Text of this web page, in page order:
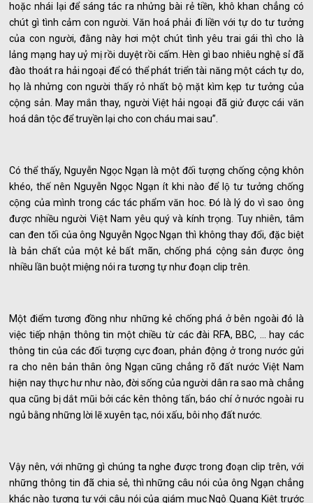
hoặc nhái lại để sáng tác ra nhửng bài rẻ tiền, khô khan chẳng có
chút gì tình cảm con người. Văn hoá phải đi liền với tự do tư tưởng
của con người, đằng này hơi một chút tình yêu trai gái thì cho là
lảng mạng hay uỷ mị rồi duyệt rồi cấm. Hèn gì bao nhiêu nghệ sỉ đã
đào thoát ra hải ngoại để có thể phát triển tài năng một cách tự do,
họ là nhửng con người thấy rỏ nhất bộ mặt kìm kẹp tư tưởng của
cộng sản. May mắn thay, người Việt hải ngoại đã giử được cái văn
hoá dân tộc để truyền lại cho con cháu mai sau”.
Có thể thấy, Nguyễn Ngọc Ngạn là một đối tượng chống cộng khôn
khéo, thế nên Nguyễn Ngọc Ngạn ít khi nào để lộ tư tưởng chống
cộng của mình trong các tác phẩm văn hoc. Đó là lý do vì sao ông
được nhiều người Việt Nam yêu quý và kính trọng. Tuy nhiên, tâm
can đen tối của ông Nguyễn Ngọc Ngạn thì không thay đổi, đặc biệt
là bản chất của một kẻ bất mãn, chống phá cộng sản được ông
nhiều lần buột miệng nói ra tương tự như đoạn clip trên.
Một điểm tương đồng như những kẻ chống phá ở bên ngoài đó là
việc tiếp nhận thông tin một chiều từ các đài RFA, BBC, … hay các
thông tin của các đối tượng cực đoan, phản động ở trong nước gửi
ra cho nên bản thân ông Ngạn cũng chẳng rõ đất nước Việt Nam
hiện nay thực hư như nào, đời sống của người dân ra sao mà chẳng
qua cũng bị dắt mũi bởi các kên thông tấn, báo chí ở nước ngoài ru
ngủ bằng những lời lẽ xuyên tạc, nói xấu, bôi nhọ đất nước.
Vậy nên, với những gì chúng ta nghe được trong đoạn clip trên, với
những thông tin đã chia sẻ, thì những câu nói của ông Ngạn chẳng
khác nào tương tự với câu nói của giám mục Ngô Quang Kiệt trước